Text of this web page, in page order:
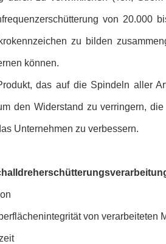
von 20.000
zu bilden
können.
das auf die Spindeln aller
den Widerstand zu verringern,
Unternehmen zu verbessern.
von verarbeiteten